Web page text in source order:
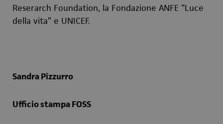
Reserarch Foundation, la Fondazione ANFE “Luce
della vita” e UNICEF.
Sandra Pizzurro
Ufficio stampa FOSS